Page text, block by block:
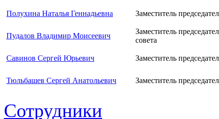
Полухина Наталья Геннадьевна Заместитель
Пудалов Владимир Моисеевич
Заместитель
совета
Савинов Сергей Юрьевич Заместитель
Тюльбашев Сергей Анатольевич Заместитель
Сотрудники